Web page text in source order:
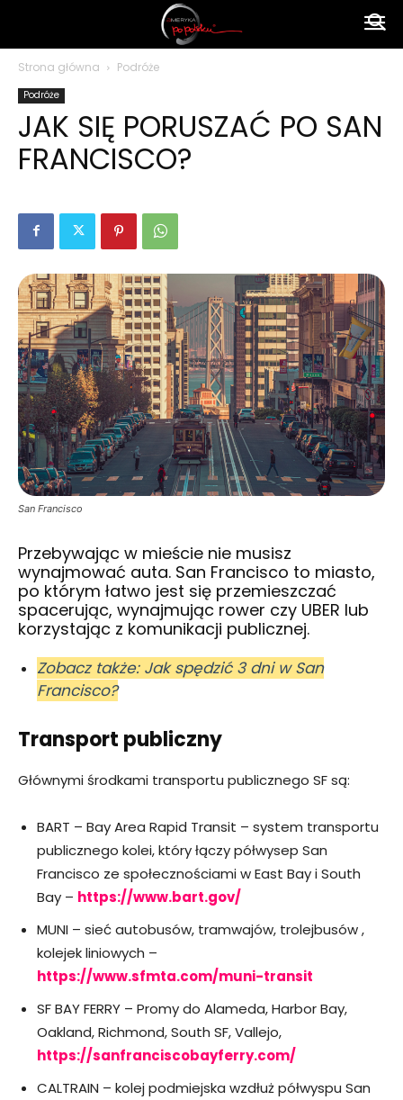
Strona główna Podróże
Podróże
JAK SIĘ PORUSZAĆ PO SAN
FRANCISCO?
San Francisco
Przebywając w mieście nie musisz
wynajmować auta. San Francisco to miasto,
po którym łatwo jest się przemieszczać
spacerując, wynajmując rower czy UBER lub
korzystając z komunikacji publicznej.
Zobacz także: Jak spędzić 3 dni w San
Francisco?
Transport publiczny
Głównymi środkami transportu publicznego SF są:
BART – Bay Area Rapid Transit – system transportu
publicznego kolei, który łączy półwysep San
Francisco ze społecznościami w East Bay i South
Bay – https://www.bart.gov/
MUNI – sieć autobusów, tramwajów, trolejbusów ,
kolejek liniowych –
https://www.sfmta.com/muni-transit
SF BAY FERRY – Promy do Alameda, Harbor Bay,
Oakland, Richmond, South SF, Vallejo,
https://sanfranciscobayferry.com/
CALTRAIN – kolej podmiejska wzdłuż półwyspu San